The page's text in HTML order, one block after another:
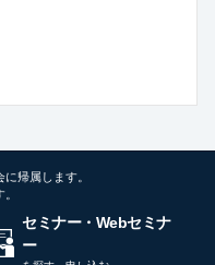
帰属します。
セミナー・Webセミナ
ー